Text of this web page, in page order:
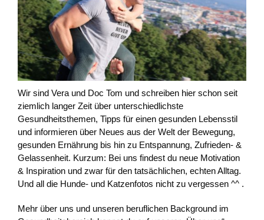
Wir sind Vera und Doc Tom und schreiben hier schon seit
ziemlich langer Zeit über unterschiedlichste
Gesundheitsthemen, Tipps für einen gesunden Lebensstil
und informieren über Neues aus der Welt der Bewegung,
gesunden Ernährung bis hin zu Entspannung, Zufrieden- &
Gelassenheit. Kurzum: Bei uns findest du neue Motivation
& Inspiration und zwar für den tatsächlichen, echten Alltag.
Und all die Hunde- und Katzenfotos nicht zu vergessen ^^ .
Mehr über uns und unseren beruflichen Background im